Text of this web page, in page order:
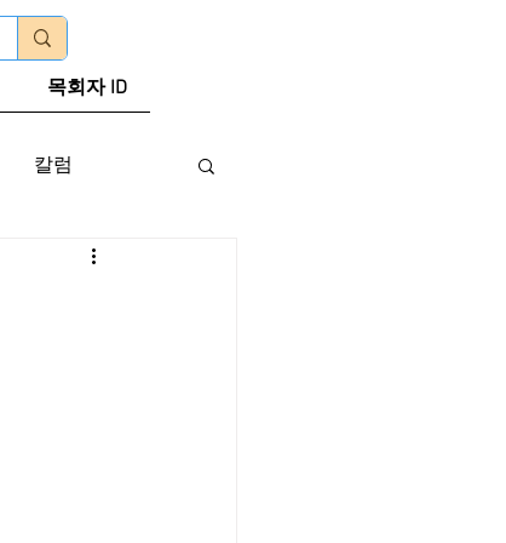
목회자 ID
칼럼